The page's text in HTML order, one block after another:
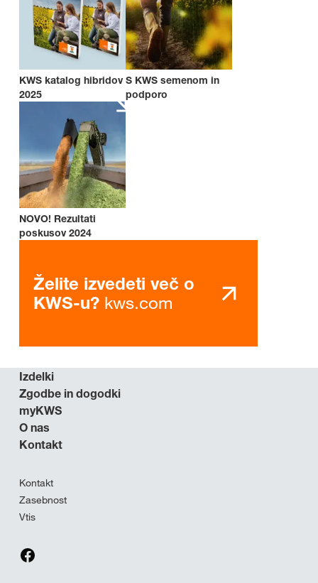
KWS katalog hibridov
2025
S KWS semenom in
podporo
NOVO! Rezultati
poskusov 2024
Želite izvedeti več o
KWS-u? kws.com
Izdelki
Zgodbe in dogodki
myKWS
O nas
Kontakt
Kontakt
Zasebnost
Vtis